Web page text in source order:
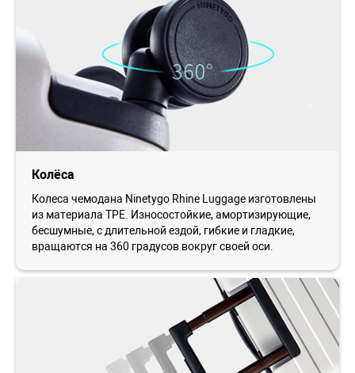
Колёса
Колеса чемодана Ninetygo Rhine Luggage изготовлены
из материала TPE. Износостойкие, амортизирующие,
бесшумные, с длительной ездой, гибкие и гладкие,
вращаются на 360 градусов вокруг своей оси.